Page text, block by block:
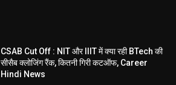
CSAB Cut Off : NIT और IIIT में क्या रही BTech की
सीसैब क्लोजिंग रैंक, कितनी गिरी कटऑफ, Career
Hindi News